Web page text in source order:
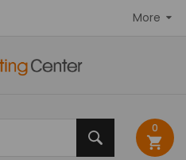
0
shopping_cart
More